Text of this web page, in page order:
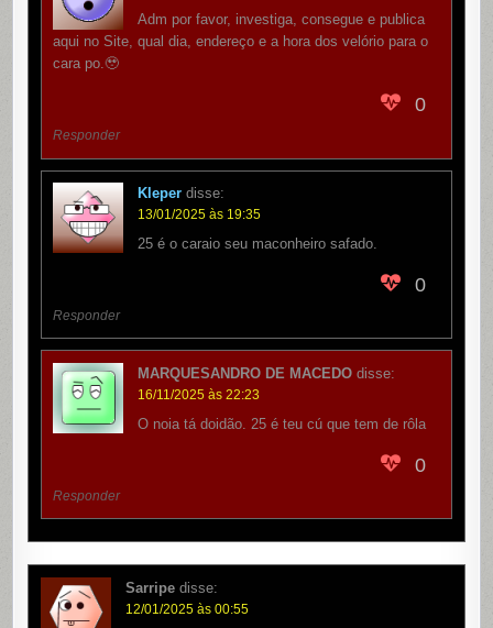
Adm por favor, investiga, consegue e publica
aqui no Site, qual dia, endereço e a hora dos velório para o
cara po.🥹
0
Responder
Kleper disse:
13/01/2025 às 19:35
25 é o caraio seu maconheiro safado.
0
Responder
MARQUESANDRO DE MACEDO disse:
16/11/2025 às 22:23
O noia tá doidão. 25 é teu cú que tem de rôla
0
Responder
Sarripe disse:
12/01/2025 às 00:55